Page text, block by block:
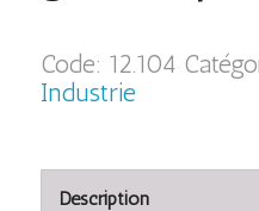
Code: 12.104
Industrie
Description